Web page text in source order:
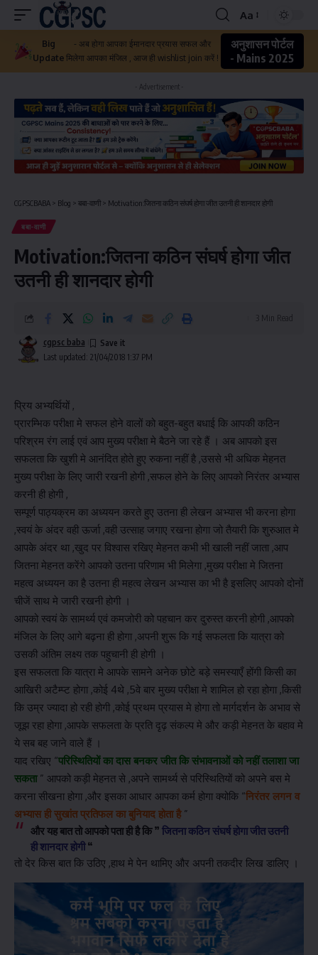
Aa
Big
Update
- अब होगा आपका ईमानदार प्रयास सफल और
मिलेगा आपका मंजिल , आज ही wishlist join करें !
अनुशासन पोर्टल
- Mains 2025
- Advertisement -
CGPSCBABA > Blog > बबा-वाणी > Motivation:जितना कठिन संघर्ष होगा जीत उतनी ही शानदार होगी
बबा-वाणी
Motivation:जितना कठिन संघर्ष होगा जीत
उतनी ही शानदार होगी
Last updated: 21/04/2018 1:37 PM
cgpsc baba
3 Min Read
प्रिय अभ्यर्थियों ,
प्रारम्भिक परीक्षा मे सफल होने वालों को बहुत-बहुत बधाई कि आपकी कठिन
परिश्रम रंग लाई एवं आप मुख्य परीक्षा मे बैठने जा रहे हैं । अब आपको इस
सफलता कि खुशी मे आनंदित होते हुए रुकना नहीं है ,उससे भी अधिक मेहनत
मुख्य परीक्षा के लिए जारी रखनी होगी ,सफल होने के लिए आपको निरंतर अभ्यास
करनी ही होगी ,
सम्पूर्ण पाठ्यक्रम का अध्ययन करते हुए उतना ही लेखन अभ्यास भी करना होगा
,स्वयं के अंदर वही ऊर्जा ,वही उत्साह जगाए रखना होगा जो तैयारी कि शुरुआत मे
आपके अंदर था ,खुद पर विश्वास रखिए मेहनत कभी भी खाली नहीं जाता ,आप
जितना मेहनत करेंगे आपको उतना परिणाम भी मिलेगा ,मुख्य परीक्षा मे जितना
महत्व अध्ययन का है उतना ही महत्व लेखन अभ्यास का भी है इसलिए आपको दोनों
चीजें साथ मे जारी रखनी होगी ।
आपको स्वयं के सामर्थ्य एवं कमजोरी को पहचान कर दुरुस्त करनी होगी ,आपको
मंजिल के लिए आगे बढ़ना ही होगा ,अपनी शुरू कि गई सफलता कि यात्रा को
उसकी अंतिम लक्ष्य तक पहुचानी ही होगी ।
इस सफलता कि यात्रा मे आपके सामने अनेक छोटे बड़े समस्याएँ होंगी किसी का
आखिरी अटैम्प्ट होगा ,कोई 4थे ,5वे बार मुख्य परीक्षा मे शामिल हो रहा होगा ,किसी
कि उम्र ज्यादा हो रही होगी ,कोई प्रथम प्रयास मे होगा तो मार्गदर्शन के अभाव से
जूझ रहा होगा ,आपके सफलता के प्रति दृढ़ संकल्प मे और कड़ी मेहनत के बहाव मे
ये सब बह जाने वाले हैं ।
याद रखिए “परिस्थितियों का दास बनकर जीत कि संभावनाओं को नहीं तलाशा जा
सकता” आपको कड़ी मेहनत से ,अपने सामर्थ्य से परिस्थितियों को अपने बस मे
करना सीखना होगा ,और इसका आधार आपका कर्म होगा क्योकि “निरंतर लगन व
अभ्यास ही सुखांत प्रतिफल का बुनियाद होता है ”
और यह बात तो आपको पता ही है कि ” जितना कठिन संघर्ष होगा जीत उतनी
ही शानदार होगी“
तो देर किस बात कि उठिए ,हाथ मे पेन थामिए और अपनी तकदीर लिख डालिए ।